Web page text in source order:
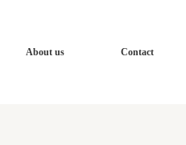
About us Contact